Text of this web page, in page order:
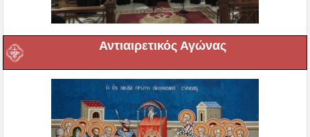
Αντιαιρετικός Αγώνας